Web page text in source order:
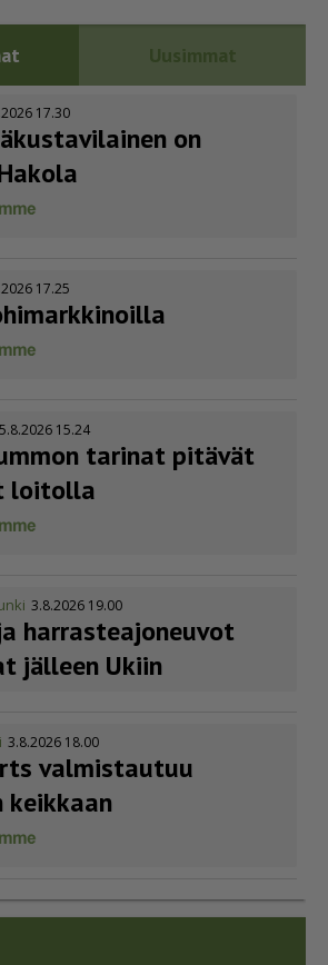
Uusimmat
17.30
on
17.25
5.8.2026 15.24
tarinat pitävät
loitolla
3.8.2026 19.00
harras­te­a­jo­neuvot
jälleen Ukiin
3.8.2026 18.00
valmistautuu
keikkaan